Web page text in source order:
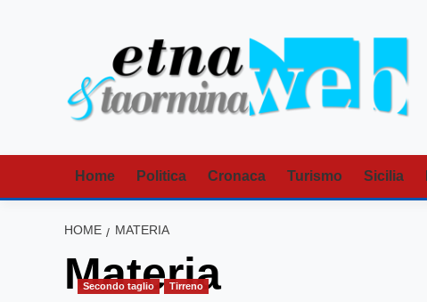
Home Politica Cronaca Turismo Sicilia
HOME MATERIA
Materia
Secondo taglio Tirreno